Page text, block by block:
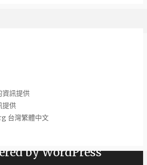
資訊提供
提供
台灣繁體中文
網購商品推薦購買 2026 |
by WordPress